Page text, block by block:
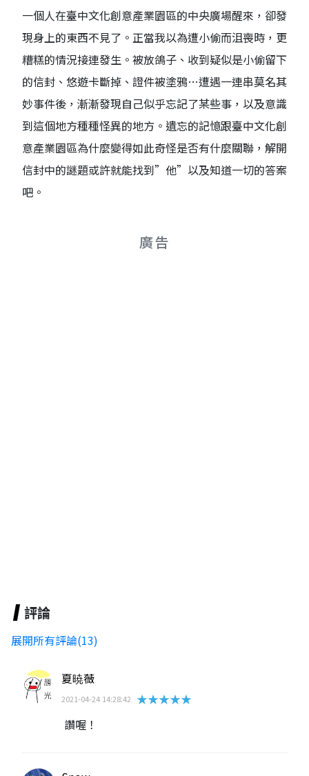
一個人在臺中文化創意產業園區的中央廣場醒來，卻發
現身上的東西不見了。正當我以為遭小偷而沮喪時，更
糟糕的情況接連發生。被放鴿子、收到疑似是小偷留下
的信封、悠遊卡斷掉、證件被塗鴉…遭遇一連串莫名其
妙事件後，漸漸發現自己似乎忘記了某些事，以及意識
到這個地方種種怪異的地方。遺忘的記憶跟臺中文化創
意產業園區為什麼變得如此奇怪是否有什麼關聯，解開
信封中的謎題或許就能找到”他”以及知道一切的答案
吧。
廣告
評論
展開所有評論(13)
夏暁薇
2021-04-24 14:28:42
★★★★★
讚喔！